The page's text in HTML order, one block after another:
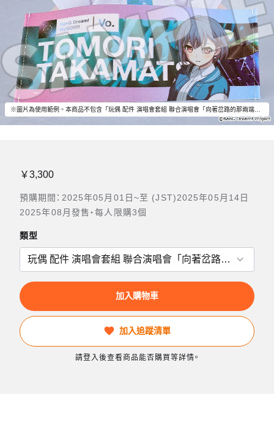
￥3,300
預購期間：2025年05月01日~至 (JST)2025年05月14日
2025年08月發售・每人限購3個
類型
加入購物車
加入追蹤清單
請登入後查看商品能否購買等詳情。